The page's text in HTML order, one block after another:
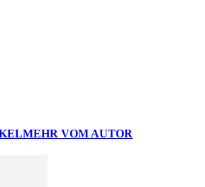
MEHR VOM AUTOR